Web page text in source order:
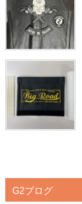
G2ブログ